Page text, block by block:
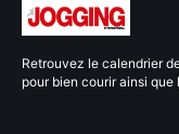
Retrouvez le calendrier
pour bien courir ainsi que